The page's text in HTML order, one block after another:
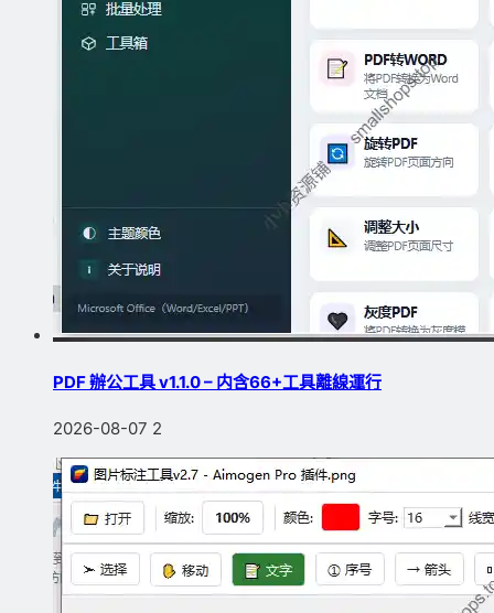
PDF 辦公工具 v1.1.0 – 内含66+工具離線運行
2026-08-07 2